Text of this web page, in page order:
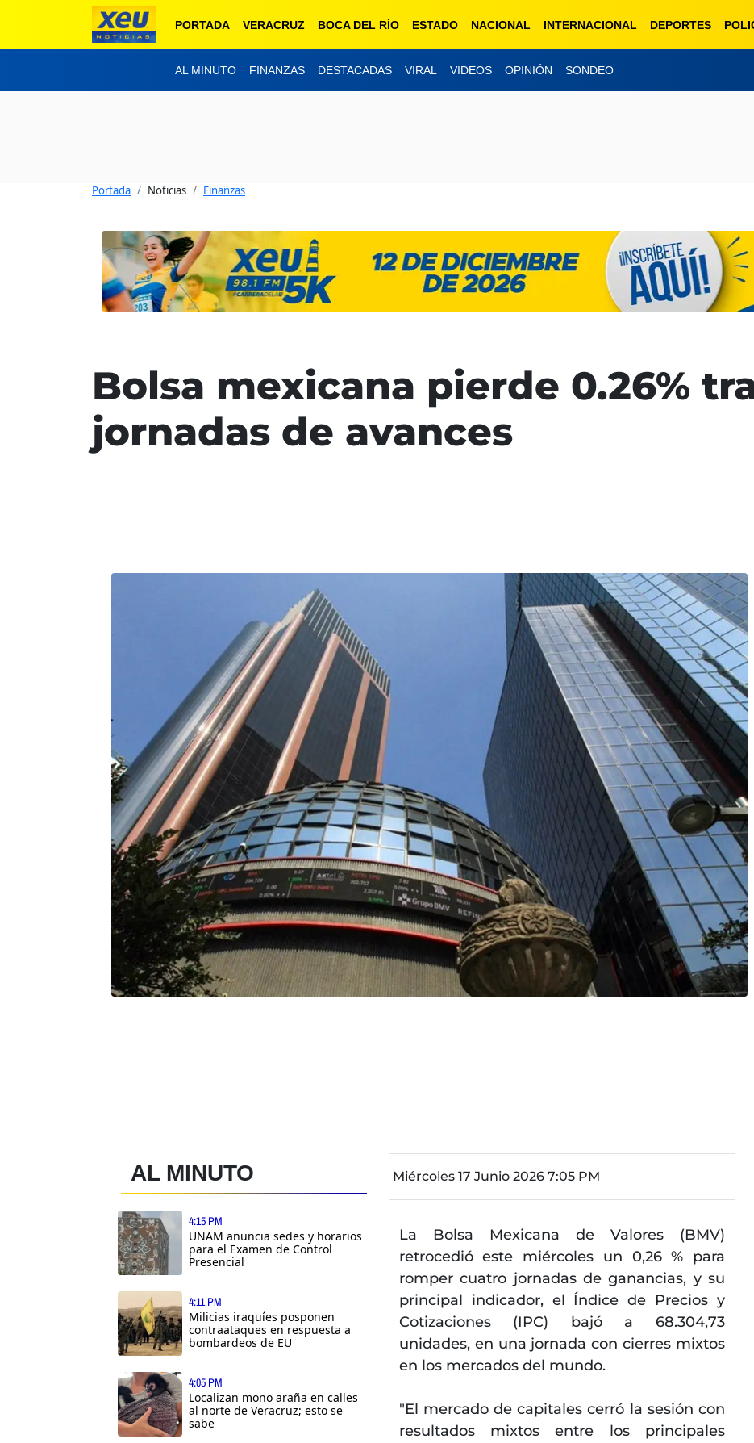
PORTADA VERACRUZ BOCA DEL RÍO ESTADO NACIONAL INTERNACIONAL DEPORTES
AL MINUTO FINANZAS DESTACADAS VIRAL VIDEOS OPINIÓN SONDEO
Portada Noticias Finanzas
Bolsa mexicana pierde 0.26%
jornadas de avances
AL MINUTO
4:15 PM
UNAM anuncia sedes y horarios
para el Examen de Control
Presencial
4:11 PM
Milicias iraquíes posponen
contraataques en respuesta a
bombardeos de EU
4:05 PM
Localizan mono araña en calles
al norte de Veracruz; esto se
sabe
Miércoles 17 Junio 2026 7:05 PM
La Bolsa Mexicana de Valores (BMV)
retrocedió este miércoles un 0,26 % para
romper cuatro jornadas de ganancias, y su
principal indicador, el Índice de Precios y
Cotizaciones (IPC) bajó a 68.304,73
unidades, en una jornada con cierres mixtos
en los mercados del mundo.
"El mercado de capitales cerró la sesión con
resultados mixtos entre los principales